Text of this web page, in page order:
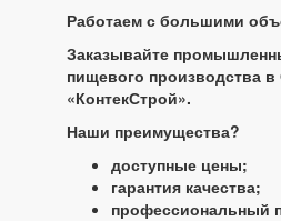
Работаем с большими
Заказывайте
пищевого производства
«КонтекСтрой».
Наши преимущества?
доступные цены;
гарантия качества;
профессиональный